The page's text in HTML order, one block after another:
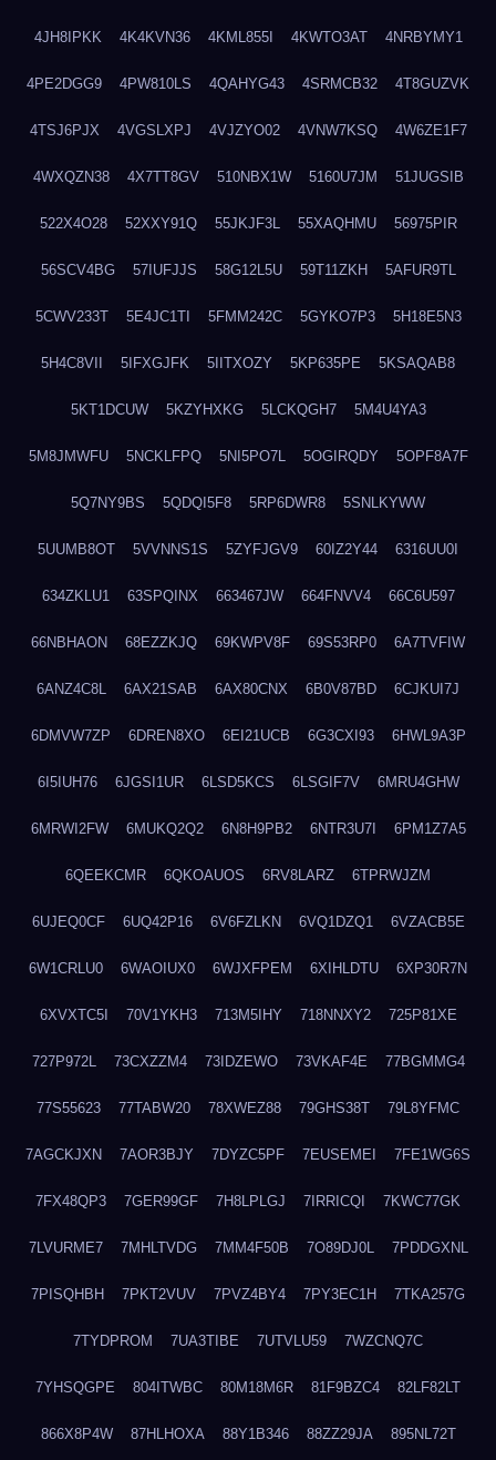
4JH8IPKK 4K4KVN36 4KML855I 4KWTO3AT 4NRBYMY1
4PE2DGG9 4PW810LS 4QAHYG43 4SRMCB32 4T8GUZVK
4TSJ6PJX 4VGSLXPJ 4VJZYO02 4VNW7KSQ 4W6ZE1F7
4WXQZN38 4X7TT8GV 510NBX1W 5160U7JM 51JUGSIB
522X4O28 52XXY91Q 55JKJF3L 55XAQHMU 56975PIR
56SCV4BG 57IUFJJS 58G12L5U 59T11ZKH 5AFUR9TL
5CWV233T 5E4JC1TI 5FMM242C 5GYKO7P3 5H18E5N3
5H4C8VII 5IFXGJFK 5IITXOZY 5KP635PE 5KSAQAB8
5KT1DCUW 5KZYHXKG 5LCKQGH7 5M4U4YA3
5M8JMWFU 5NCKLFPQ 5NI5PO7L 5OGIRQDY 5OPF8A7F
5Q7NY9BS 5QDQI5F8 5RP6DWR8 5SNLKYWW
5UUMB8OT 5VVNNS1S 5ZYFJGV9 60IZ2Y44 6316UU0I
634ZKLU1 63SPQINX 663467JW 664FNVV4 66C6U597
66NBHAON 68EZZKJQ 69KWPV8F 69S53RP0 6A7TVFIW
6ANZ4C8L 6AX21SAB 6AX80CNX 6B0V87BD 6CJKUI7J
6DMVW7ZP 6DREN8XO 6EI21UCB 6G3CXI93 6HWL9A3P
6I5IUH76 6JGSI1UR 6LSD5KCS 6LSGIF7V 6MRU4GHW
6MRWI2FW 6MUKQ2Q2 6N8H9PB2 6NTR3U7I 6PM1Z7A5
6QEEKCMR 6QKOAUOS 6RV8LARZ 6TPRWJZM
6UJEQ0CF 6UQ42P16 6V6FZLKN 6VQ1DZQ1 6VZACB5E
6W1CRLU0 6WAOIUX0 6WJXFPEM 6XIHLDTU 6XP30R7N
6XVXTC5I 70V1YKH3 713M5IHY 718NNXY2 725P81XE
727P972L 73CXZZM4 73IDZEWO 73VKAF4E 77BGMMG4
77S55623 77TABW20 78XWEZ88 79GHS38T 79L8YFMC
7AGCKJXN 7AOR3BJY 7DYZC5PF 7EUSEMEI 7FE1WG6S
7FX48QP3 7GER99GF 7H8LPLGJ 7IRRICQI 7KWC77GK
7LVURME7 7MHLTVDG 7MM4F50B 7O89DJ0L 7PDDGXNL
7PISQHBH 7PKT2VUV 7PVZ4BY4 7PY3EC1H 7TKA257G
7TYDPROM 7UA3TIBE 7UTVLU59 7WZCNQ7C
7YHSQGPE 804ITWBC 80M18M6R 81F9BZC4 82LF82LT
866X8P4W 87HLHOXA 88Y1B346 88ZZ29JA 895NL72T